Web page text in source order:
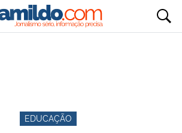
EDUCAÇÃO